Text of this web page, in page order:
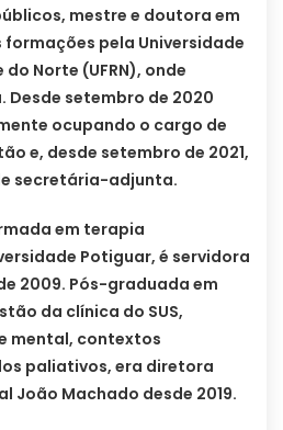
mestre e doutora em
pela Universidade
Norte (UFRN), onde
Desde setembro de 2020
ocupando o cargo de
e, desde setembro de 2021,
secretária-adjunta.
em terapia
Potiguar, é servidora
2009. Pós-graduada em
da clínica do SUS,
mental, contextos
paliativos, era diretora
João Machado desde 2019.